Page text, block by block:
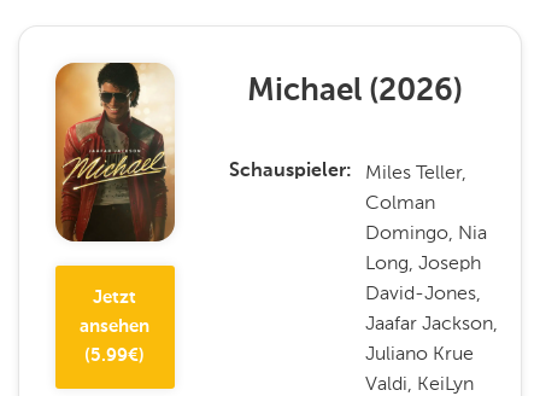
Jetzt
ansehen
(5.99€)
Michael (2026)
Schauspieler
Miles Teller,
Colman
Domingo, Nia
Long, Joseph
David-Jones,
Jaafar Jackson,
Juliano Krue
Valdi, KeiLyn